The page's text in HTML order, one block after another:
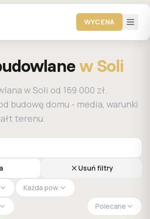
WYCENA
w Soli
w Soli od 169 000 zł.
budowę domu - media, warunki
terenu.
Usuń filtry
Każda pow.
Polecane